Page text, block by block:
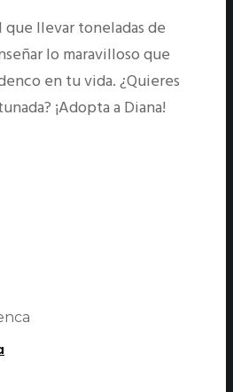
que llevar toneladas de
lo maravilloso que
en tu vida. ¿Quieres
¡Adopta a Diana!